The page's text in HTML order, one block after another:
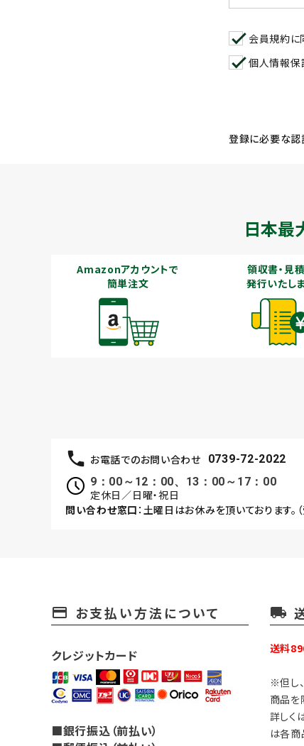
FAXでのご注文
0739-72-453224時間受付
会員規約に
個人情報保
登録に必要な認
日本最
Amazonアカウントで
簡単注文
領収書・見
発行いたし
お電話でのお問い合わせ 0739-72-2022
9：00～12：00、13：00～17：00
定休日／日曜・祝日
問い合わせ窓口 ：土曜日はお休みを頂いております。
payment お支払い方法について
クレジットカード
■銀行振込（前払い）
local_shipping
送料
※但し
商品を
詳しく
は各商